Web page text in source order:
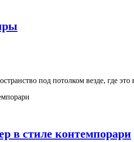
под потолком везде,
в стиле контемпорари